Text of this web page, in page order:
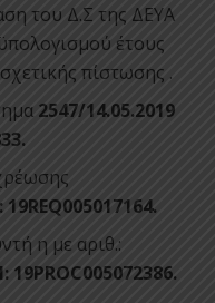
του Δ.Σ της ΔΕΥΑ
έτους
πίστωσης .
2547/14.05.2019
η με αριθ.:
19PROC005072386.